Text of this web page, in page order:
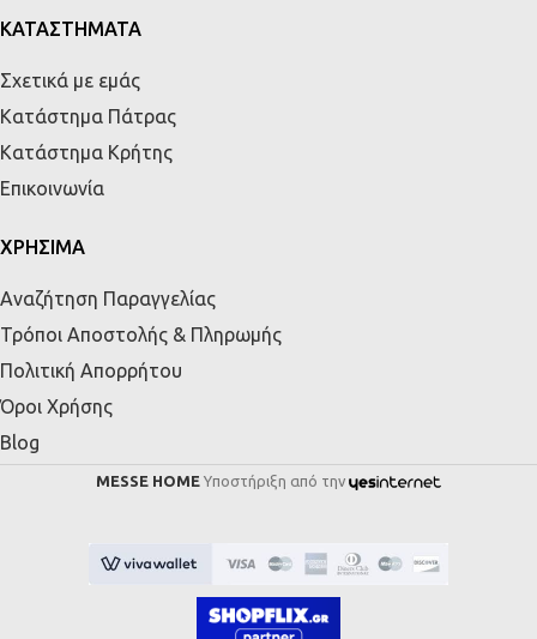
ΚΑΤΑΣΤΗΜΑΤΑ
Σχετικά με εμάς
Κατάστημα Πάτρας
Κατάστημα Κρήτης
Επικοινωνία
ΧΡΗΣΙΜΑ
Αναζήτηση Παραγγελίας
Τρόποι Αποστολής & Πληρωμής
Πολιτική Απορρήτου
Όροι Χρήσης
Blog
MESSE HOME Υποστήριξη από την